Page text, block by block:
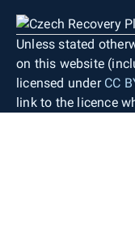
Unless stated
on this website
licensed under CC
link to the licence